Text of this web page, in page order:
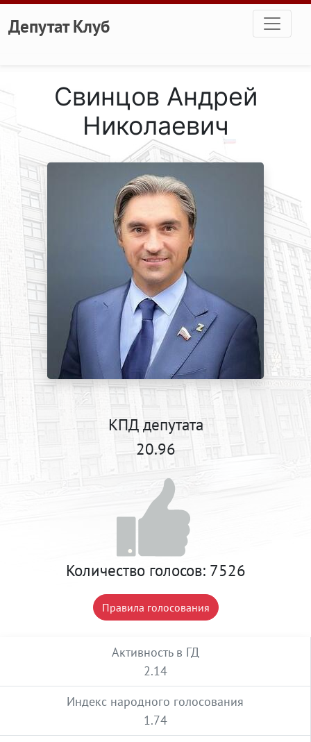
Перейти к основному содержанию
Депутат Клуб
Свинцов Андрей
Николаевич
КПД депутата
20.96
Количество голосов: 7526
Правила голосования
Активность в ГД
2.14
Индекс народного голосования
1.74